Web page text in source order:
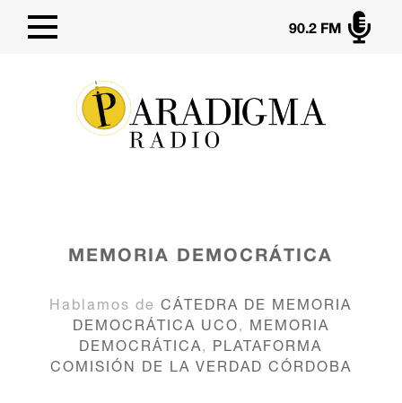

90.2 FM
MEMORIA DEMOCRÁTICA
Hablamos deCÁTEDRA DE MEMORIA
DEMOCRÁTICA UCO,
MEMORIA
DEMOCRÁTICA, PLATAFORMA
COMISIÓN DE LA VERDAD CÓRDOBA